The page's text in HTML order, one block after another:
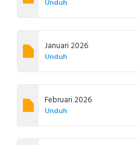
Unduh
Januari 2026
Unduh
Februari 2026
Unduh